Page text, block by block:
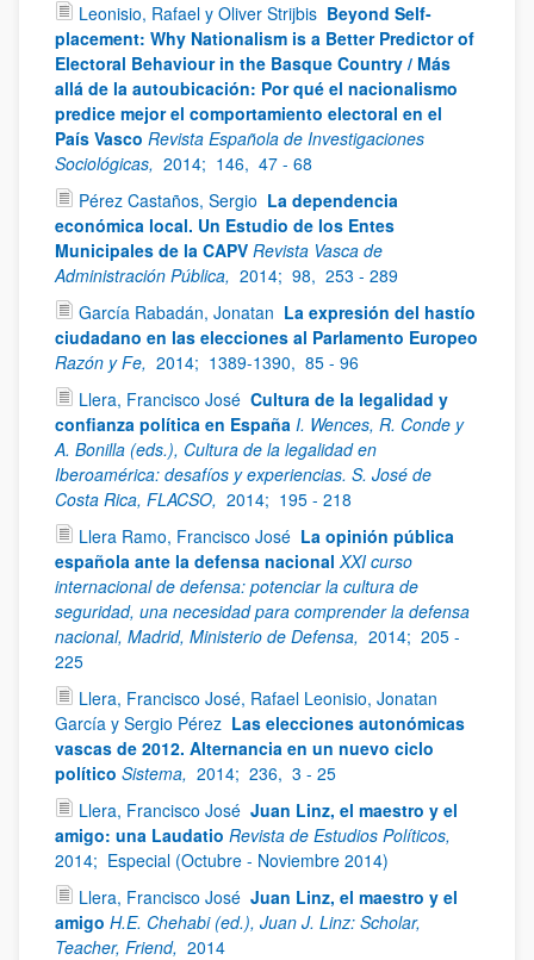
Leonisio, Rafael y Oliver Strijbis Beyond Self-
placement: Why Nationalism is a Better Predictor of
Electoral Behaviour in the Basque Country / Más
allá de la autoubicación: Por qué el nacionalismo
predice mejor el comportamiento electoral en el
País Vasco Revista Española de Investigaciones
Sociológicas, 2014; 146, 47 - 68
Pérez Castaños, Sergio La dependencia
económica local. Un Estudio de los Entes
Municipales de la CAPV Revista Vasca de
Administración Pública, 2014; 98, 253 - 289
García Rabadán, Jonatan La expresión del hastío
ciudadano en las elecciones al Parlamento Europeo
Razón y Fe, 2014; 1389-1390, 85 - 96
Llera, Francisco José Cultura de la legalidad y
confianza política en España I. Wences, R. Conde y
A. Bonilla (eds.), Cultura de la legalidad en
Iberoamérica: desafíos y experiencias. S. José de
Costa Rica, FLACSO, 2014; 195 - 218
Llera Ramo, Francisco José La opinión pública
española ante la defensa nacional XXI curso
internacional de defensa: potenciar la cultura de
seguridad, una necesidad para comprender la defensa
nacional, Madrid, Ministerio de Defensa, 2014; 205 -
225
Llera, Francisco José, Rafael Leonisio, Jonatan
García y Sergio Pérez Las elecciones autonómicas
vascas de 2012. Alternancia en un nuevo ciclo
político Sistema, 2014; 236, 3 - 25
Llera, Francisco José Juan Linz, el maestro y el
amigo: una Laudatio Revista de Estudios Políticos,
2014; Especial (Octubre - Noviembre 2014)
Llera, Francisco José Juan Linz, el maestro y el
amigo H.E. Chehabi (ed.), Juan J. Linz: Scholar,
Teacher, Friend, 2014